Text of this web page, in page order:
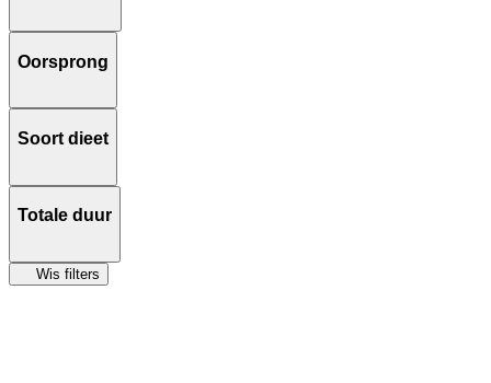
Oorsprong
Soort dieet
Totale duur
Wis filters